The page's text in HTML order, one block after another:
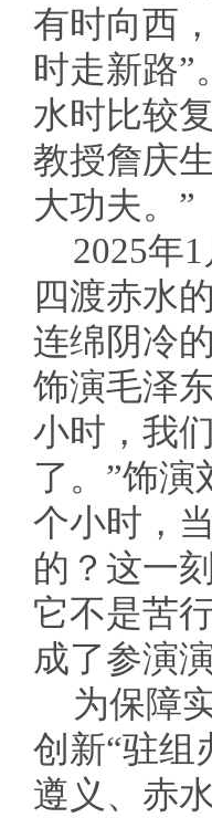
有时向西
时走新路
水时比较
教授詹庆
大功夫。”
2025年
四渡赤水
连绵阴冷
饰演毛泽
小时，我
了。”饰演
个小时，
的？这一
它不是苦
成了参演
为保障
创新“驻组
遵义、赤